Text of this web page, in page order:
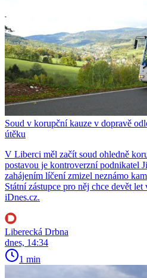
Soud v korupční kauze v dopravě
útěku
V Liberci měl začít soud ohledně
postavou je kontroverzní podnikatel
zahájením líčení zmizel neznámo
Státní zástupce pro něj chce devět
iDnes.cz.
Liberecká Drbna
dnes, 14:34
1 min